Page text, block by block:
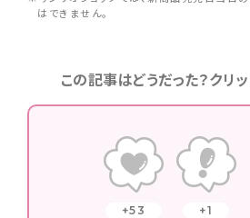
はできません。
この記事はどうだった？クリ
53 1